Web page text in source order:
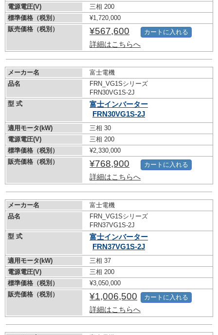
電源電圧(V)
三相 200
標準価格（税別）
¥1,720,000
販売価格（税別）
¥567,600
詳細はこちらへ
カートに入れる
メーカー名
富士電機
品名
FRN_VG1Sシリーズ
FRN30VG1S-2J
型 式
富士インバーター
FRN30VG1S-2J
適用モータ(kW)
三相 30
電源電圧(V)
三相 200
標準価格（税別）
¥2,330,000
販売価格（税別）
¥768,900
詳細はこちらへ
カートに入れる
メーカー名
富士電機
品名
FRN_VG1Sシリーズ
FRN37VG1S-2J
型 式
富士インバーター
FRN37VG1S-2J
適用モータ(kW)
三相 37
電源電圧(V)
三相 200
標準価格（税別）
¥3,050,000
販売価格（税別）
¥1,006,500
詳細はこちらへ
カートに入れる